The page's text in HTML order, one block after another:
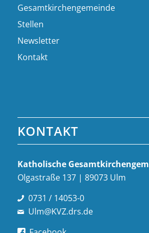
Gesamtkirchengemeinde
Stellen
Newsletter
Kontakt
KONTAKT
Katholische
Olgastraße 137 | 89073 Ulm
0731 / 14053-0
Ulm@KVZ.drs.de